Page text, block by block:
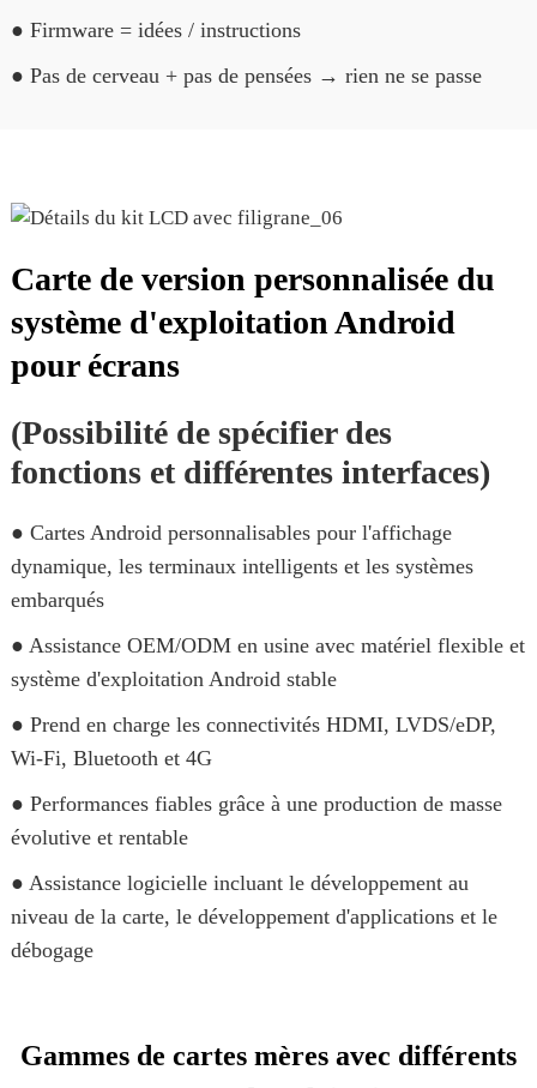
● Firmware = idées / instructions
● Pas de cerveau + pas de pensées → rien ne se passe
Carte de version personnalisée du
système d'exploitation Android
pour écrans
(Possibilité de spécifier des
fonctions et différentes interfaces)
● Cartes Android personnalisables pour l'affichage
dynamique, les terminaux intelligents et les systèmes
embarqués
● Assistance OEM/ODM en usine avec matériel flexible et
système d'exploitation Android stable
● Prend en charge les connectivités HDMI, LVDS/eDP,
Wi-Fi, Bluetooth et 4G
● Performances fiables grâce à une production de masse
évolutive et rentable
● Assistance logicielle incluant le développement au
niveau de la carte, le développement d'applications et le
débogage
Gammes de cartes mères avec différents